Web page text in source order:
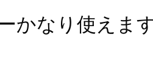
かなり使えます